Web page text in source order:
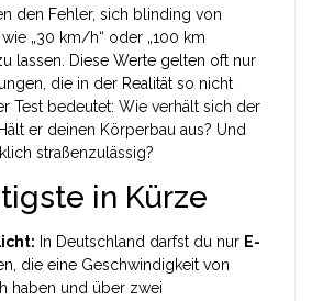
den Fehler, sich blinding von
„30 km/h“ oder „100 km
lassen. Diese Werte gelten oft nur
die in der Realität so nicht
Test bedeutet: Wie verhält sich der
er deinen Körperbau aus? Und
straßenzulässig?
in Kürze
In Deutschland darfst du nur E-
die eine Geschwindigkeit von
haben und über zwei